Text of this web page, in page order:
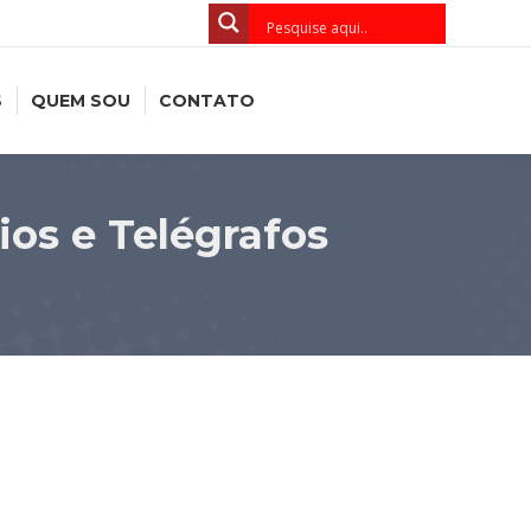
QUEM SOU CONTATO
e Telégrafos